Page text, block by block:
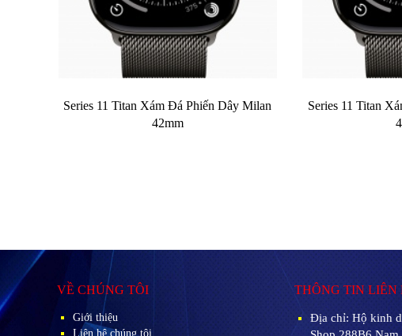
Series 11 Titan Xám Đá Phiến Dây Milan
42mm
Series 11 Titan
VỀ CHÚNG TÔI
Giới thiệu
Liên hệ chúng tôi
THÔNG TIN LIÊN
Địa chỉ: Hộ kinh